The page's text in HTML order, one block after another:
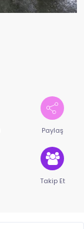
Paylaş
Takip Et